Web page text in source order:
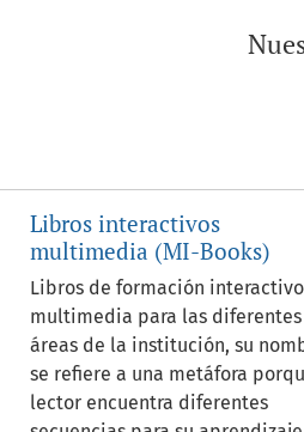
Libros interactivos
multimedia (MI-Books)
Libros de formación
multimedia para las diferentes
áreas de la institución, su
se refiere a una metáfora
lector encuentra diferentes